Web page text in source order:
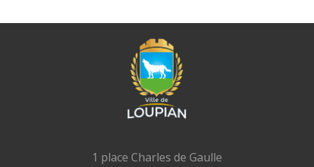
1 place Charles de Gaulle